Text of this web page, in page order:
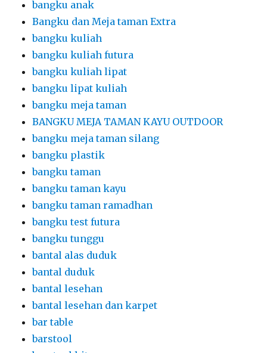
bangku anak
Bangku dan Meja taman Extra
bangku kuliah
bangku kuliah futura
bangku kuliah lipat
bangku lipat kuliah
bangku meja taman
BANGKU MEJA TAMAN KAYU OUTDOOR
bangku meja taman silang
bangku plastik
bangku taman
bangku taman kayu
bangku taman ramadhan
bangku test futura
bangku tunggu
bantal alas duduk
bantal duduk
bantal lesehan
bantal lesehan dan karpet
bar table
barstool